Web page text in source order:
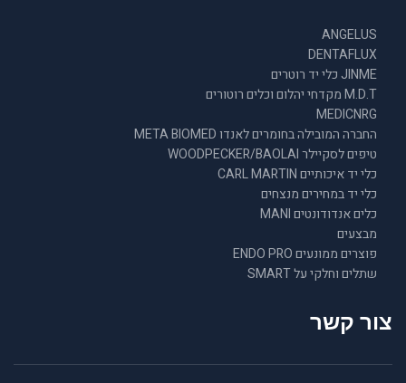
ANGELUS
DENTAFLUX
JINME כלי יד רוטרים
M.D.T מקדחי יהלום וכלים רוטורים
MEDICNRG
החברה המובילה בחומרים לאנדו META BIOMED
טיפים לסקיילר WOODPECKER/BAOLAI
כלי יד איכותיים CARL MARTIN
כלי יד במחירים מנצחים
כלים אנדודונטים MANI
מבצעים
פוצרים ממונעים ENDO PRO
שתלים וחלקי על SMART
צור קשר